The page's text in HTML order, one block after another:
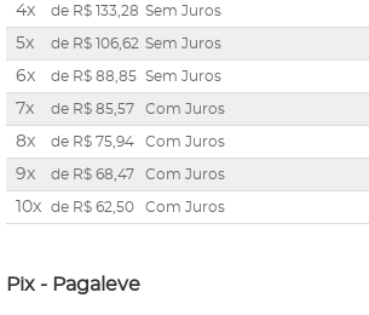
4x de R$ 133,28 Sem Juros
5x de R$ 106,62 Sem Juros
6x de R$ 88,85 Sem Juros
7x de R$ 85,57 Com Juros
8x de R$ 75,94 Com Juros
9x de R$ 68,47 Com Juros
10x de R$ 62,50 Com Juros
Pix - Pagaleve